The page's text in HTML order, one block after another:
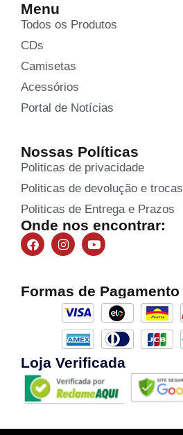
Menu
Todos os Produtos
CDs
Camisetas
Acessórios
Portal de Notícias
Nossas Políticas
Politicas de privacidade
Politicas de devolução e trocas
Politicas de Entrega e Prazos
Onde nos encontrar:
Formas de Pagamento
Loja Verificada